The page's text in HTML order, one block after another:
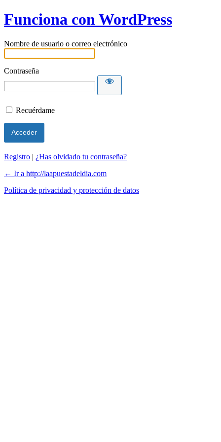
Funciona con WordPress
Nombre de usuario o correo electrónico
Contraseña
Recuérdame
Registro | ¿Has olvidado tu contraseña?
← Ir a http://laapuestadeldia.com
Política de privacidad y protección de datos